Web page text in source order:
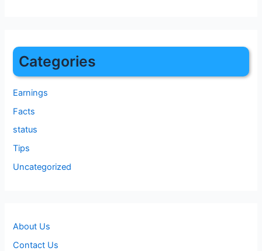
Categories
Earnings
Facts
status
Tips
Uncategorized
About Us
Contact Us